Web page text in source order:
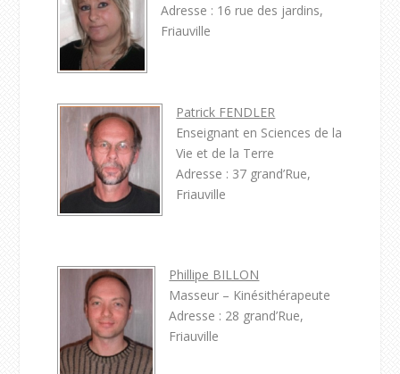
Adresse : 16 rue des jardins,
Friauville
Patrick FENDLER
Enseignant en Sciences de la
Vie et de la Terre
Adresse : 37 grand’Rue,
Friauville
Phillipe BILLON
Masseur – Kinésithérapeute
Adresse : 28 grand’Rue,
Friauville